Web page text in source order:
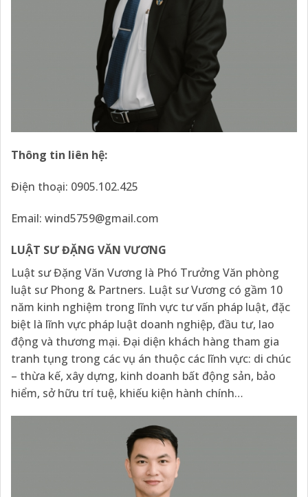
Thông tin liên hệ:
Điện thoại: 0905.102.425
Email: wind5759@gmail.com
LUẬT SƯ ĐẶNG VĂN VƯƠNG
Luật sư Đặng Văn Vương là Phó Trưởng Văn phòng
luật sư Phong & Partners. Luật sư Vương có gầm 10
năm kinh nghiệm trong lĩnh vực tư vấn pháp luật, đặc
biệt là lĩnh vực pháp luật doanh nghiệp, đầu tư, lao
động và thương mại. Đại diện khách hàng tham gia
tranh tụng trong các vụ án thuộc các lĩnh vực: di chúc
– thừa kế, xây dựng, kinh doanh bất động sản, bảo
hiểm, sở hữu trí tuệ, khiếu kiện hành chính…